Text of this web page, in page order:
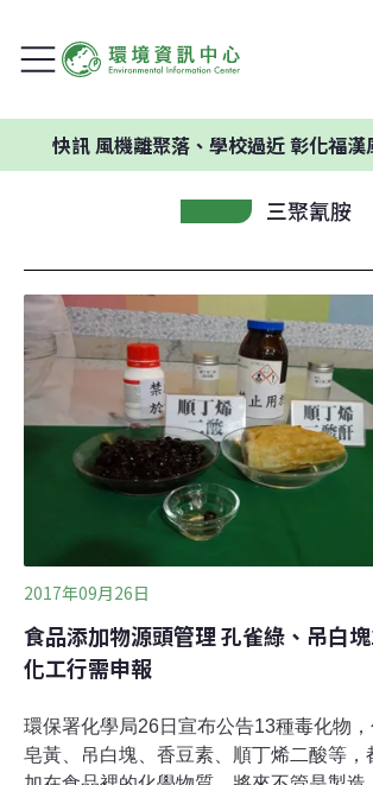
風機離聚落、學校過近 彰化福漢風電案
三聚氰胺
2017年09月26日
食品添加物源頭管理 孔雀綠、吊白
化工行需申報
環保署化學局26日宣布公告13種毒化物，
皂黃、吊白塊、香豆素、順丁烯二酸等，